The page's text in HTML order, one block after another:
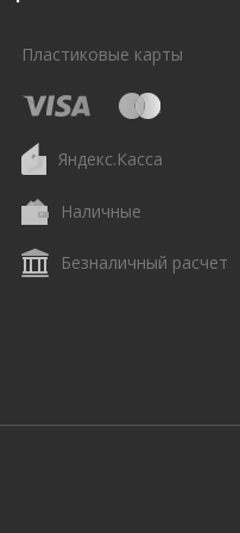
Пластиковые карты
Яндекс.Касса
Наличные
Безналичный расчет